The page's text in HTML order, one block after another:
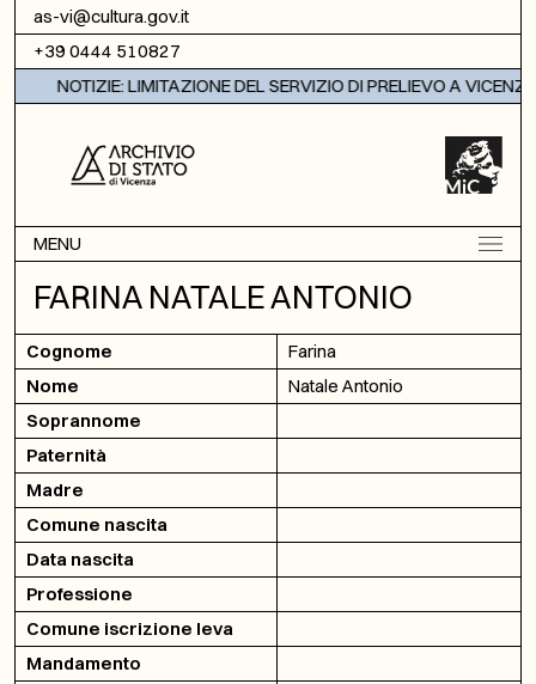
Vai al contenuto
as-vi@cultura.gov.it
+39 0444 510827
NOTIZIE: LIMITAZIONE DEL SERVIZIO DI PRELIEVO A VICENZA
MENU
FARINA NATALE ANTONIO
Cognome
Farina
Nome
Natale Antonio
Soprannome
Paternità
Madre
Comune nascita
Data nascita
Professione
Comune iscrizione leva
Mandamento